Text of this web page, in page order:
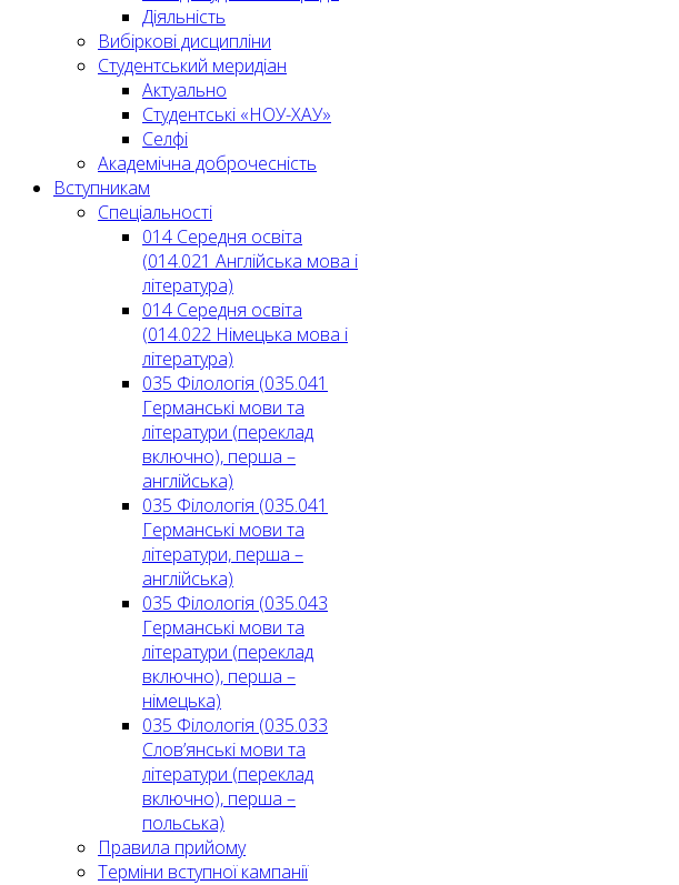
Діяльність
Вибіркові дисципліни
Студентський меридіан
Актуально
Студентські «НОУ-ХАУ»
Селфі
Академічна доброчесність
Вступникам
Спеціальності
014 Середня освіта
(014.021 Англійська мова і
література)
014 Середня освіта
(014.022 Німецька мова і
література)
035 Філологія (035.041
Германські мови та
літератури (переклад
включно), перша –
англійська)
035 Філологія (035.041
Германські мови та
літератури, перша –
англійська)
035 Філологія (035.043
Германські мови та
літератури (переклад
включно), перша –
німецька)
035 Філологія (035.033
Слов’янські мови та
літератури (переклад
включно), перша –
польська)
Правила прийому
Терміни вступної кампанії